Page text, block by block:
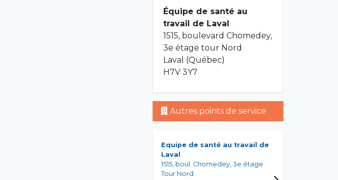
Équipe de santé au
travail de Laval
1515, boulevard Chomedey,
3e étage tour Nord
Laval (Québec)
H7V 3Y7
Autres points de service
Equipe de santé au travail de
Laval
1515, boul. Chomedey, 3e étage
Tour Nord